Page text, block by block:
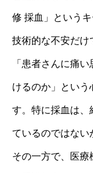
修 採血」という
技術的な不安だけ
「患者さんに痛
けるのか」という
す。特に採血は、
ているのではない
その一方で、医療